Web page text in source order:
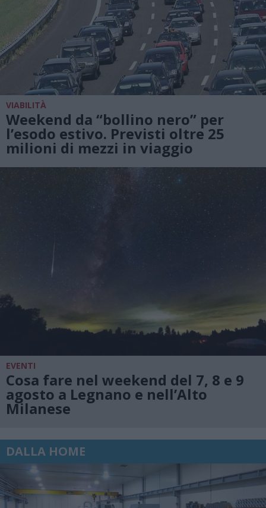
VIABILITÀ
Weekend da “bollino nero” per
l’esodo estivo. Previsti oltre 25
milioni di mezzi in viaggio
EVENTI
Cosa fare nel weekend del 7, 8 e 9
agosto a Legnano e nell’Alto
Milanese
DALLA HOME